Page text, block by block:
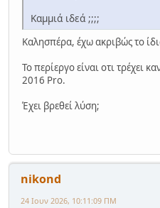
Καμμιά ιδεά ;;;;
Καλησπέρα, έχω ακριβώς το
Το περίεργο είναι οτι τρέχει
2016 Pro.
Έχει βρεθεί λύση;
nikond
24 Ιουν 2026, 10:11:09 ΠΜ